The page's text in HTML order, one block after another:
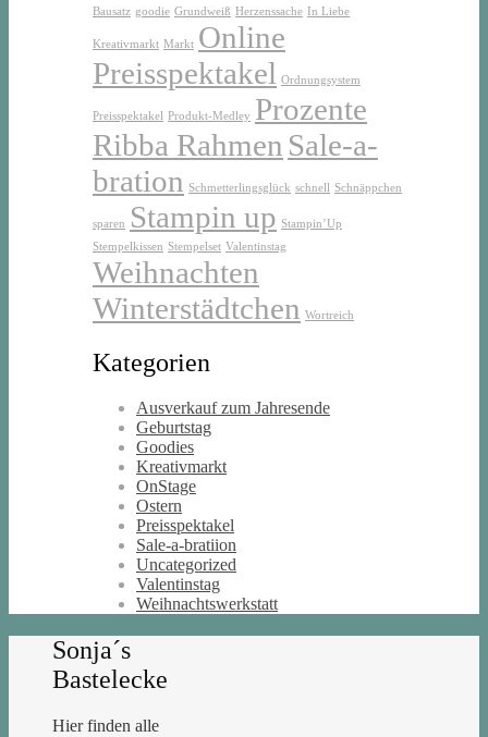
Bausatz goodie Grundweiß Herzenssache In Liebe
Kreativmarkt Markt Online
Preisspektakel
Ordnungsystem
Preisspektakel Produkt-Medley Prozente
Ribba Rahmen Sale-a-
bration Schmetterlingsglück schnell Schnäppchen
sparen Stampin up Stampin’Up
Stempelkissen Stempelset Valentinstag
Weihnachten
Winterstädtchen Wortreich
Kategorien
Ausverkauf zum Jahresende
Geburtstag
Goodies
Kreativmarkt
OnStage
Ostern
Preisspektakel
Sale-a-bratiion
Uncategorized
Valentinstag
Weihnachtswerkstatt
Sonja´s
Bastelecke
Hier finden alle